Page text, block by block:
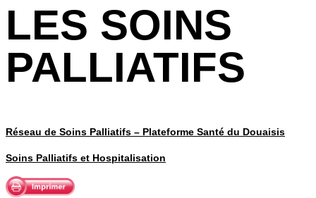
LES SOINS
PALLIATIFS
Réseau de Soins Palliatifs – Plateforme Santé du Douaisis
Soins Palliatifs et Hospitalisation